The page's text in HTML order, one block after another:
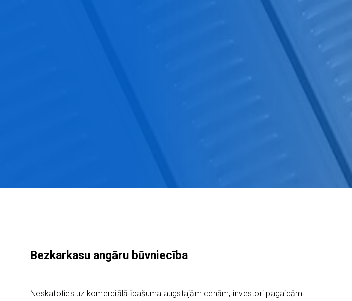
Bezkarkasu angāru būvniecība
Neskatoties uz komerciālā īpašuma augstajām cenām, investori pagaidām